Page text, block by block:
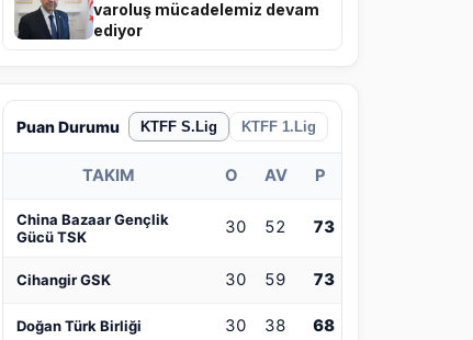
varoluş mücadelemiz devam
ediyor
Puan Durumu KTFF S.Lig KTFF 1.Lig
TAKIM O AV P
China Bazaar Gençlik
Gücü TSK
30 52 73
Cihangir GSK 30 59 73
Doğan Türk Birliği 30 38 68